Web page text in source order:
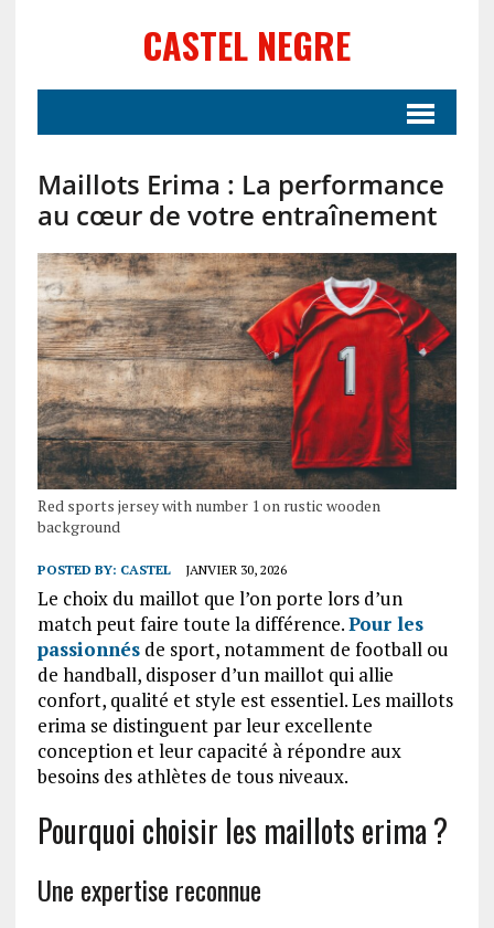
CASTEL NEGRE
Maillots Erima : La performance
au cœur de votre entraînement
Red sports jersey with number 1 on rustic wooden
background
POSTED BY: CASTEL JANVIER 30, 2026
Le choix du maillot que l’on porte lors d’un
match peut faire toute la différence.Pour les
passionnésde sport, notamment de football ou
de handball, disposer d’un maillot qui allie
confort, qualité et style est essentiel. Les maillots
erima se distinguent par leur excellente
conception et leur capacité à répondre aux
besoins des athlètes de tous niveaux.
Pourquoi choisir les maillots erima ?
Une expertise reconnue